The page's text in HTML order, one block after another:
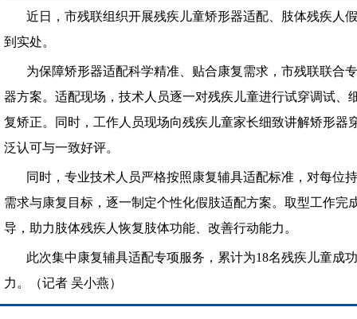
近日，市残联组织开展残疾儿童矫形器适配、肢体残疾人
到实处。
为保障矫形器适配科学精准、贴合康复需求，市残联联合
器方案。适配现场，技术人员逐一对残疾儿童进行试穿调试
复矫正。同时，工作人员现场向残疾儿童家长细致讲解矫形
泛认可与一致好评。
同时，专业技术人员严格按照康复辅具适配标准，对每位
需求与康复目标，逐一制定个性化假肢适配方案。取型工作
导，助力肢体残疾人恢复肢体功能、改善行动能力。
此次集中康复辅具适配专项服务，累计为18名残疾儿童成
力。（记者 吴小燕）